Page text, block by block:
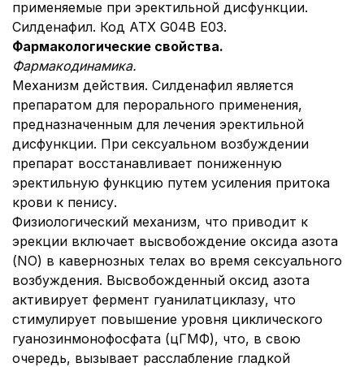
применяемые при эректильной дисфункции.
Силденафил. Код АТХ G04B E03.
Фармакологические свойства.
Фармакодинамика.
Механизм действия. Силденафил является
препаратом для перорального применения,
предназначенным для лечения эректильной
дисфункции. При сексуальном возбуждении
препарат восстанавливает пониженную
эректильную функцию путем усиления притока
крови к пенису.
Физиологический механизм, что приводит к
эрекции включает высвобождение оксида азота
(NO) в кавернозных телах во время сексуального
возбуждения. Высвобожденный оксид азота
активирует фермент гуанилатциклазу, что
стимулирует повышение уровня циклического
гуанозинмонофосфата (цГМФ), что, в свою
очередь, вызывает расслабление гладкой